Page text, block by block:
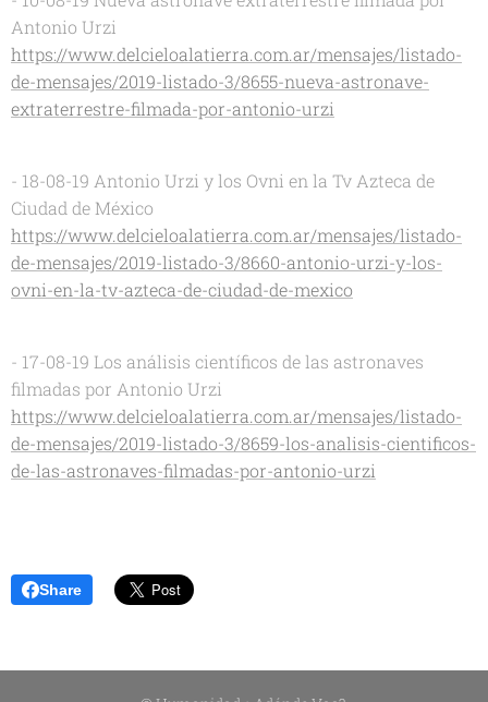
Antonio Urzi
https://www.delcieloalatierra.com.ar/mensajes/listado-
de-mensajes/2019-listado-3/8655-nueva-astronave-
extraterrestre-filmada-por-antonio-urzi
- 18-08-19 Antonio Urzi y los Ovni en la Tv Azteca de
Ciudad de México
https://www.delcieloalatierra.com.ar/mensajes/listado-
de-mensajes/2019-listado-3/8660-antonio-urzi-y-los-
ovni-en-la-tv-azteca-de-ciudad-de-mexico
- 17-08-19 Los análisis científicos de las astronaves
filmadas por Antonio Urzi
https://www.delcieloalatierra.com.ar/mensajes/listado-
de-mensajes/2019-listado-3/8659-los-analisis-cientificos-
de-las-astronaves-filmadas-por-antonio-urzi
Share